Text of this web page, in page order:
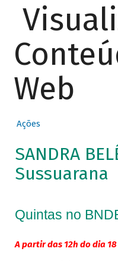
Web
Ações
SANDRA
Sussuarana
Quintas no
A partir das 12h do dia